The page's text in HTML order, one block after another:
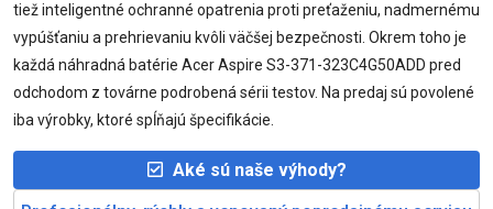
tiež inteligentné ochranné opatrenia proti preťaženiu, nadmernému
vypúšťaniu a prehrievaniu kvôli väčšej bezpečnosti. Okrem toho je
každá náhradná batérie Acer Aspire S3-371-323C4G50ADD pred
odchodom z továrne podrobená sérii testov. Na predaj sú povolené
iba výrobky, ktoré spĺňajú špecifikácie.
Aké sú naše výhody?